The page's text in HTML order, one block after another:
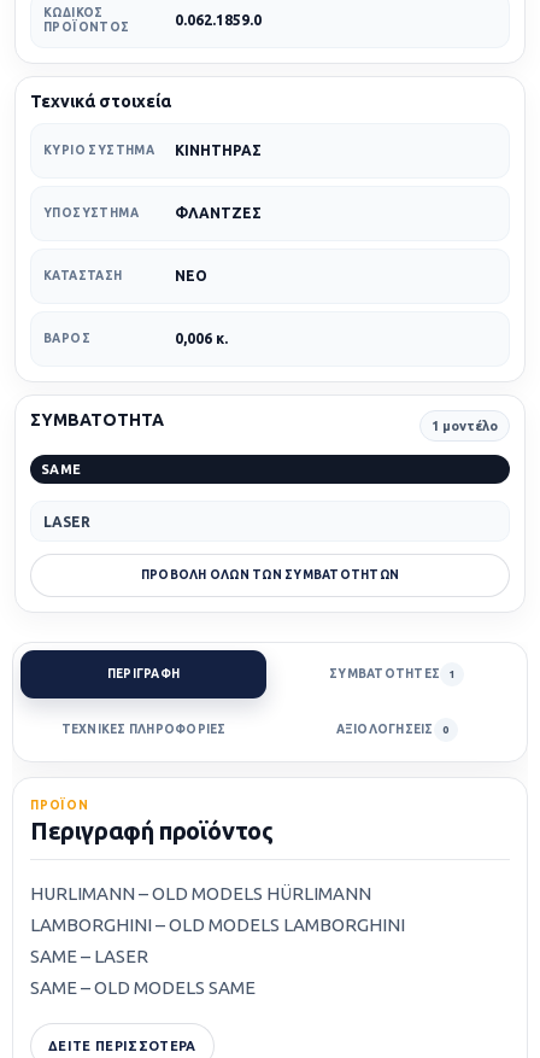
ΚΩΔΙΚΌΣ
ΠΡΟΪΌΝΤΟΣ
0.062.1859.0
Τεχνικά στοιχεία
ΚΎΡΙΟ ΣΎΣΤΗΜΑ ΚΙΝΗΤΗΡΑΣ
ΥΠΟΣΎΣΤΗΜΑ ΦΛΑΝΤΖΕΣ
ΚΑΤΆΣΤΑΣΗ ΝΕΟ
ΒΆΡΟΣ 0,006 κ.
ΣΥΜΒΑΤΟΤΗΤΑ 1 μοντέλο
SAME
LASER
ΠΡΟΒΟΛΗ ΟΛΩΝ ΤΩΝ ΣΥΜΒΑΤΟΤΗΤΩΝ
ΠΕΡΙΓΡΑΦΗ ΣΥΜΒΑΤΟΤΗΤΕΣ 1
ΤΕΧΝΙΚΕΣ ΠΛΗΡΟΦΟΡΙΕΣ ΑΞΙΟΛΟΓΗΣΕΙΣ 0
ΠΡΟΪΟΝ
Περιγραφή προϊόντος
HURLIMANN – OLD MODELS HÜRLIMANN
LAMBORGHINI – OLD MODELS LAMBORGHINI
SAME – LASER
SAME – OLD MODELS SAME
ΔΕΙΤΕ ΠΕΡΙΣΣΟΤΕΡΑ